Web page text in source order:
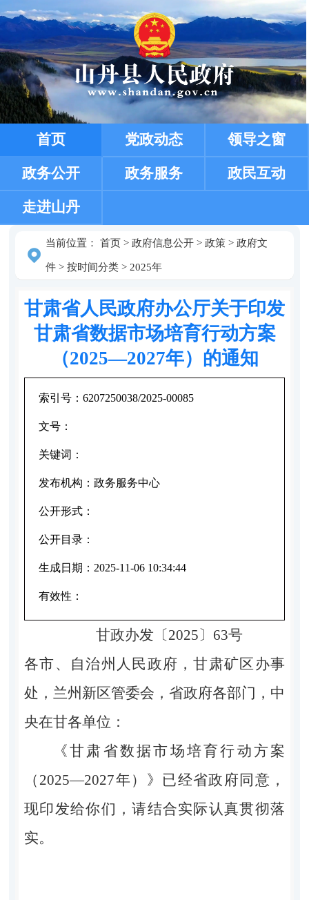
首页 党政动态 领导之窗
政务公开 政务服务 政民互动
走进山丹
当前位置： 首页> 政府信息公开> 政策> 政府文
件> 按时间分类> 2025年
甘肃省人民政府办公厅关于印发
甘肃省数据市场培育行动方案
（2025—2027年）的通知
索引号： 6207250038/2025-00085
文号：
关键词：
发布机构： 政务服务中心
公开形式：
公开目录：
生成日期： 2025-11-06 10:34:44
有效性：
甘政办发〔2025〕63号
各市、自治州人民政府，甘肃矿区办事
处，兰州新区管委会，省政府各部门，中
央在甘各单位：
《甘肃省数据市场培育行动方案
（2025—2027年）》已经省政府同意，
现印发给你们，请结合实际认真贯彻落
实。